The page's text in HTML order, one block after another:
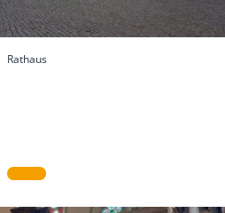
Rathaus